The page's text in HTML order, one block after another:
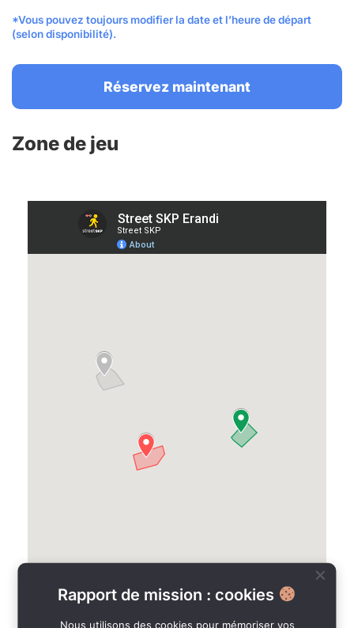
Zone de jeu
*Vous pouvez toujours modifier la date et l’heure de départ
(selon disponibilité).
Réservez maintenant
Rapport de mission : cookies
Nous utilisons des cookies pour mémoriser vos